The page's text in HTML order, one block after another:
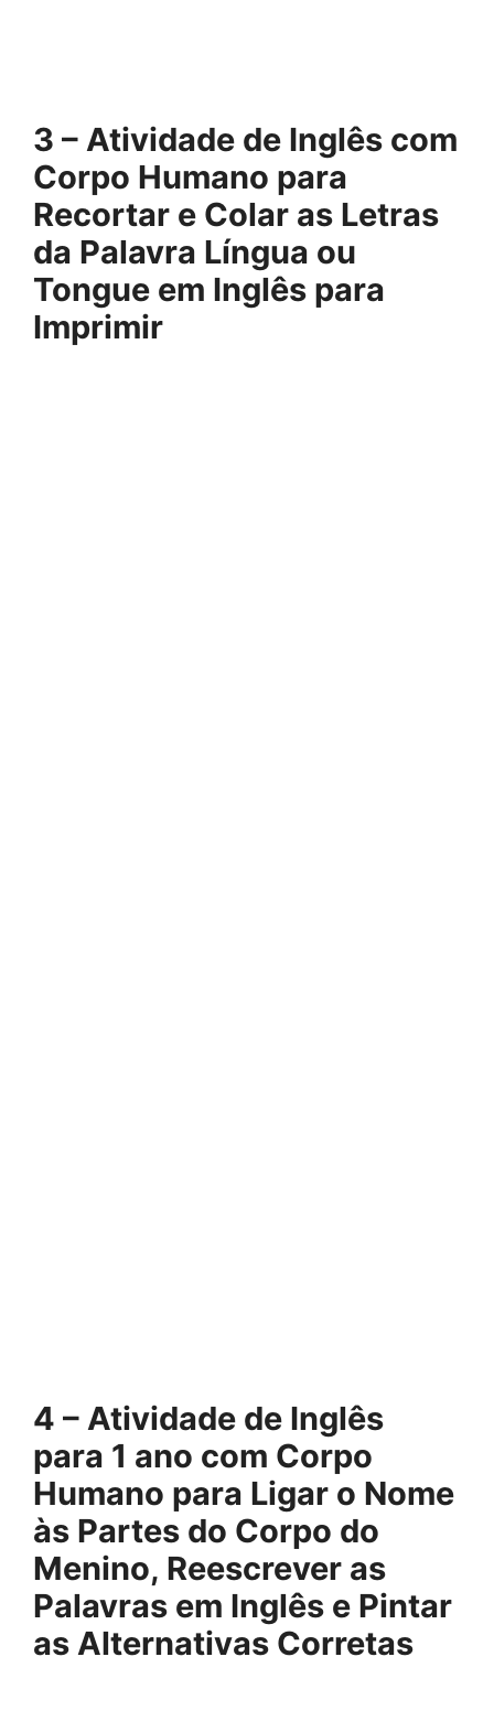
3 – Atividade de Inglês com
Corpo Humano para
Recortar e Colar as Letras
da Palavra Língua ou
Tongue em Inglês para
Imprimir
4 – Atividade de Inglês
para 1 ano com Corpo
Humano para Ligar o Nome
às Partes do Corpo do
Menino, Reescrever as
Palavras em Inglês e Pintar
as Alternativas Corretas